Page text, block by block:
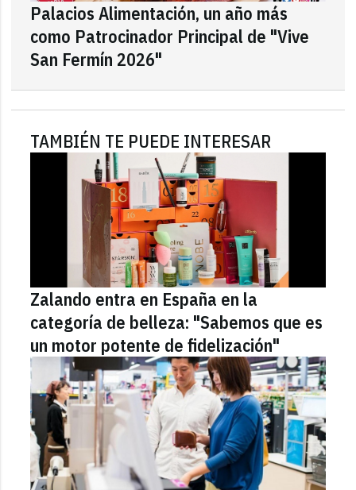
Palacios Alimentación, un año más
como Patrocinador Principal de "Vive
San Fermín 2026"
TAMBIÉN TE PUEDE INTERESAR
Zalando entra en España en la
categoría de belleza: "Sabemos que es
un motor potente de fidelización"